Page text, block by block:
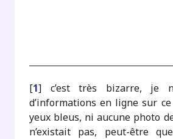
[1] c’est très bizarre, je
d’informations en ligne sur
yeux bleus, ni aucune photo
n’existait pas, peut-être